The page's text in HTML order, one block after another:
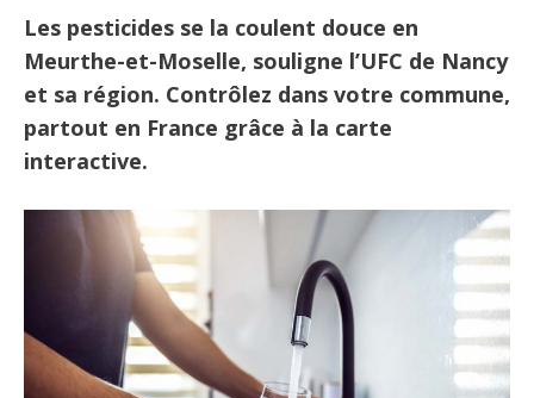
Les pesticides se la coulent douce en
Meurthe-et-Moselle, souligne l’UFC de Nancy
et sa région. Contrôlez dans votre commune,
partout en France grâce à la carte
interactive.